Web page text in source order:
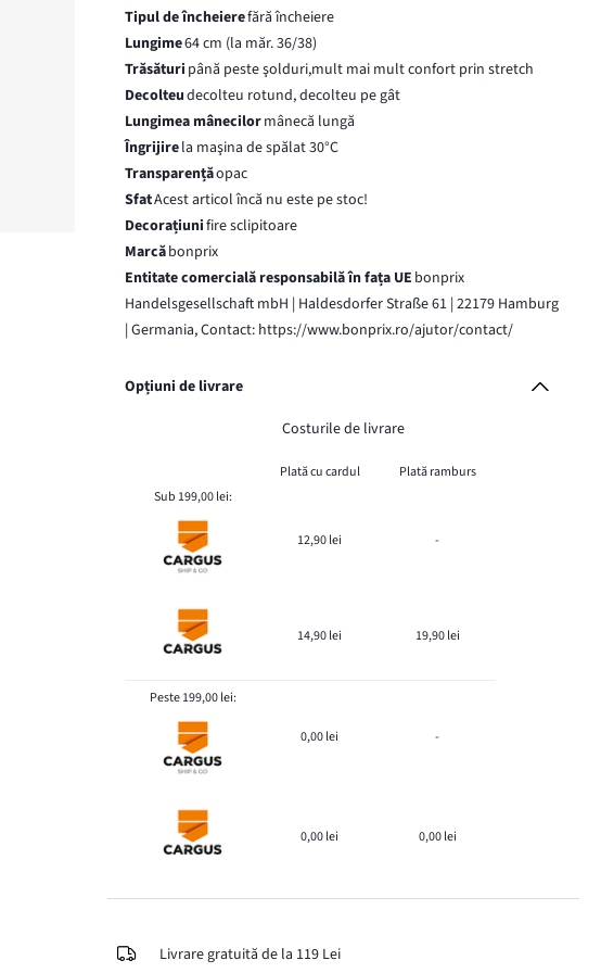
Tipul de încheierefără încheiere
Lungime64 cm (la măr. 36/38)
Trăsături până peste şolduri,mult mai mult confort prin stretch
Decolteudecolteu rotund, decolteu pe gât
Lungimea mânecilormânecă lungă
Îngrijirela maşina de spălat 30°C
Transparențăopac
SfatAcest articol încă nu este pe stoc!
Decorațiunifire sclipitoare
Marcăbonprix
Entitate comercială responsabilă în fața UE bonprix
Handelsgesellschaft mbH | Haldesdorfer Straße 61 | 22179 Hamburg
| Germania, Contact: https://www.bonprix.ro/ajutor/contact/
Opțiuni de livrare
Costurile de livrare
Plată cu cardul
Plată ramburs
Sub 199,00 lei:
12,90 lei -
14,90 lei 19,90 lei
Peste 199,00 lei:
0,00 lei -
0,00 lei 0,00 lei
Livrare gratuită de la 119 Lei